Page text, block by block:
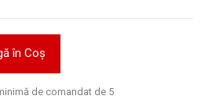
în Coş
de comandat de 5